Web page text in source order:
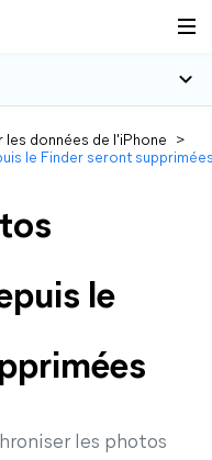
données de l'iPhone
>
le Finder seront
le
les photos